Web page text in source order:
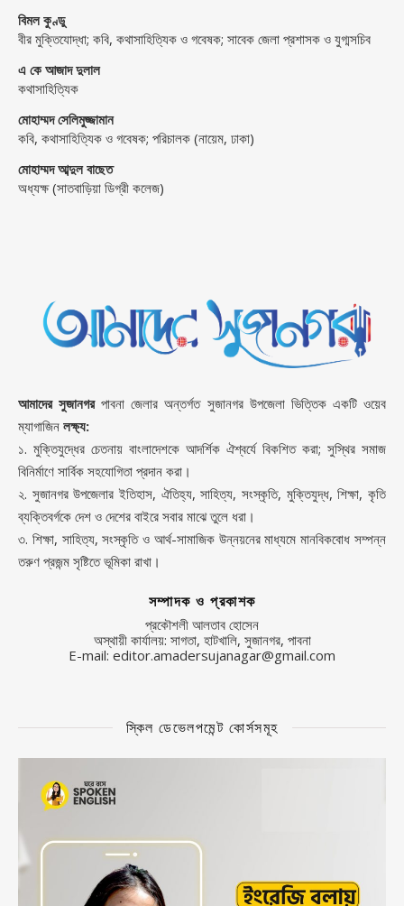
বিমল কুণ্ডু
বীর মুক্তিযোদ্ধা; কবি, কথাসাহিত্যিক ও গবেষক; সাবেক জেলা প্রশাসক ও যুগ্মসচিব
এ কে আজাদ দুলাল
কথাসাহিত্যিক
মোহাম্মদ সেলিমুজ্জামান
কবি, কথাসাহিত্যিক ও গবেষক; পরিচালক (নায়েম, ঢাকা)
মোহাম্মদ আব্দুল বাছেত
অধ্যক্ষ (সাতবাড়িয়া ডিগ্রী কলেজ)
আমাদের সুজানগরপাবনা জেলার অন্তর্গত সুজানগর উপজেলা ভিত্তিক একটি ওয়েব
ম্যাগাজিন লক্ষ্য:
১. মুক্তিযুদ্ধের চেতনায় বাংলাদেশকে আদর্শিক ঐশ্বর্যে বিকশিত করা; সুস্থির সমাজ
বিনির্মাণে সার্বিক সহযোগিতা প্রদান করা।
২. সুজানগর উপজেলার ইতিহাস, ঐতিহ্য, সাহিত্য, সংস্কৃতি, মুক্তিযুদ্ধ, শিক্ষা, কৃতি
ব্যক্তিবর্গকে দেশ ও দেশের বাইরে সবার মাঝে তুলে ধরা।
৩. শিক্ষা, সাহিত্য, সংস্কৃতি ও আর্থ-সামাজিক উন্নয়নের মাধ্যমে মানবিকবোধ সম্পন্ন
তরুণ প্রজন্ম সৃষ্টিতে ভূমিকা রাখা।
সম্পাদক ও প্রকাশক
প্রকৌশলী আলতাব হোসেন
অস্থায়ী কার্যালয়: সাগতা, হাটখালি, সুজানগর, পাবনা
E-mail: editor.amadersujanagar@gmail.com
স্কিল ডেভেলপমেন্ট কোর্সসমূহ